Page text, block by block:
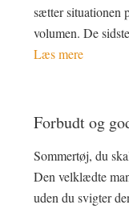
sætter situationen
volumen. De
Læs mere
Forbudt og
Sommertøj, du
Den velklædte
uden du svigter